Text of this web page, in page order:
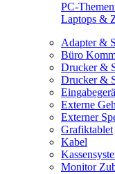
PC-
Laptops &
Adapter &
Büro
Drucker &
Drucker &
Externe
Externer
Grafiktablet
Kabel
Monitor